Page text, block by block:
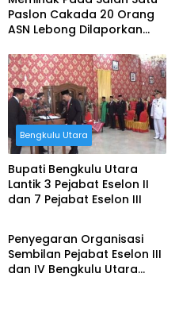
Paslon Cakada 20 Orang
ASN Lebong Dilaporkan
Namanya
Bengkulu Utara
Bupati Bengkulu Utara
Lantik 3 Pejabat Eselon II
dan 7 Pejabat Eselon III
Bengkulu Utara
Penyegaran Organisasi
Sembilan Pejabat Eselon III
dan IV Bengkulu Utara